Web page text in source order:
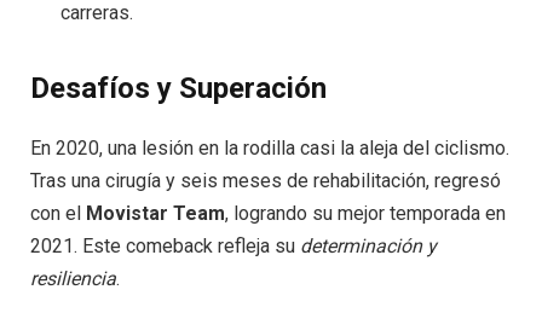
carreras.
Desafíos y Superación
En 2020, una lesión en la rodilla casi la aleja del ciclismo.
Tras una cirugía y seis meses de rehabilitación, regresó
con el
Movistar Team, logrando su mejor temporada en
2021. Este comeback refleja su determinación y
resiliencia.